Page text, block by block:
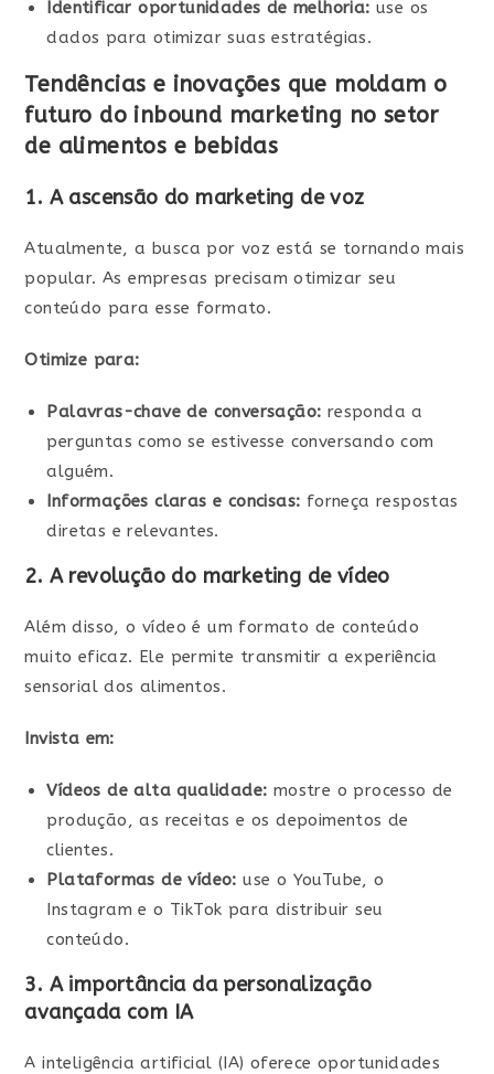
Identificar oportunidades de melhoria: use os
dados para otimizar suas estratégias.
Tendências e inovações que moldam o
futuro do inbound marketing no setor
de alimentos e bebidas
1. A ascensão do marketing de voz
Atualmente, a busca por voz está se tornando mais
popular. As empresas precisam otimizar seu
conteúdo para esse formato.
Otimize para:
Palavras-chave de conversação: responda a
perguntas como se estivesse conversando com
alguém.
Informações claras e concisas: forneça respostas
diretas e relevantes.
2. A revolução do marketing de vídeo
Além disso, o vídeo é um formato de conteúdo
muito eficaz. Ele permite transmitir a experiência
sensorial dos alimentos.
Invista em:
Vídeos de alta qualidade: mostre o processo de
produção, as receitas e os depoimentos de
clientes.
Plataformas de vídeo: use o YouTube, o
Instagram e o TikTok para distribuir seu
conteúdo.
3. A importância da personalização
avançada com IA
A inteligência artificial (IA) oferece oportunidades